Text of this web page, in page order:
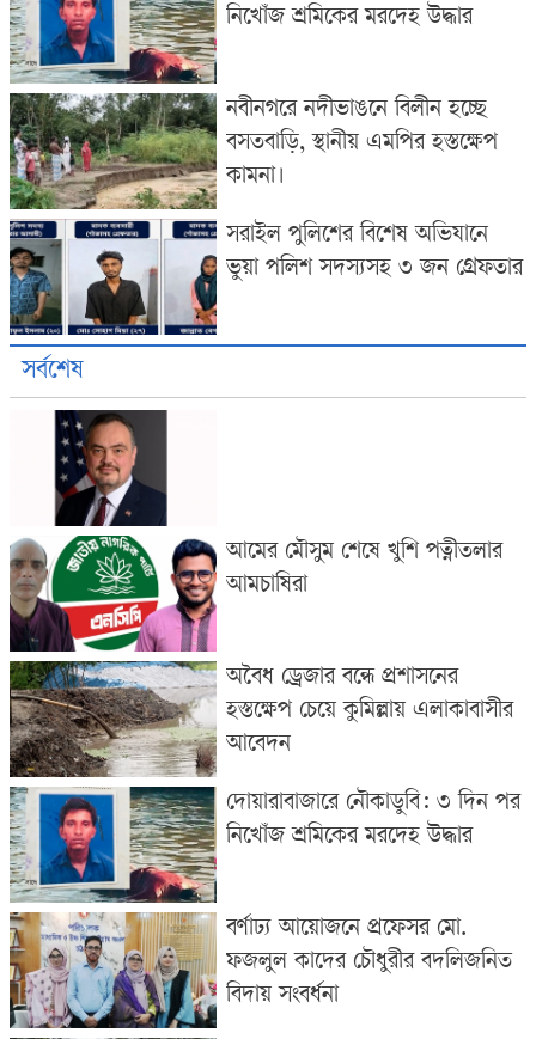
নিখোঁজ শ্রমিকের মরদেহ উদ্ধার
নবীনগরে নদীভাঙনে বিলীন হচ্ছে
বসতবাড়ি, স্থানীয় এমপির হস্তক্ষেপ
কামনা।
সরাইল পুলিশের বিশেষ অভিযানে
ভুয়া পলিশ সদস্যসহ ৩ জন গ্রেফতার
সর্বশেষ
আমের মৌসুম শেষে খুশি পত্নীতলার
আমচাষিরা
অবৈধ ড্রেজার বন্ধে প্রশাসনের
হস্তক্ষেপ চেয়ে কুমিল্লায় এলাকাবাসীর
আবেদন
দোয়ারাবাজারে নৌকাডুবি: ৩ দিন পর
নিখোঁজ শ্রমিকের মরদেহ উদ্ধার
বর্ণাঢ্য আয়োজনে প্রফেসর মো.
ফজলুল কাদের চৌধুরীর বদলিজনিত
বিদায় সংবর্ধনা